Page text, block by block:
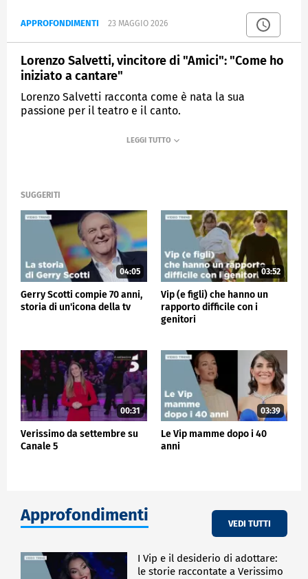
APPROFONDIMENTI 23 MAGGIO 2026
Lorenzo Salvetti, vincitore di "Amici": "Come ho
iniziato a cantare"
Lorenzo Salvetti racconta come è nata la sua
passione per il teatro e il canto.
VERISSIMO
SUGGERITI
04:05
Gerry Scotti compie 70 anni,
storia di un'icona della tv
03:52
Vip (e figli) che hanno un
rapporto difficile con i
genitori
00:31
Verissimo da settembre su
Canale 5
03:39
Le Vip mamme dopo i 40
anni
Approfondimenti VEDI TUTTI
I Vip e il desiderio di adottare:
le storie raccontate a Verissimo